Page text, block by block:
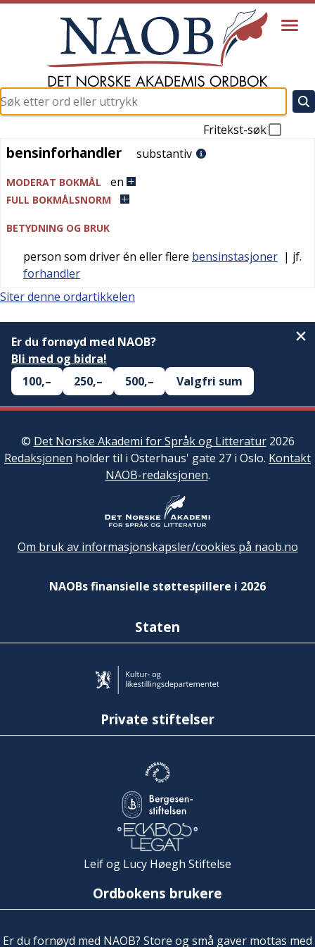
Fritekst-søk
bensinforhandler
bensinforhandler substantiv
MODERAT BOKMÅL en
FULL BOKMÅLSNORM
BETYDNING OG BRUK
person som driver én eller flere bensinstasjoner | jf.
forhandler
Siter denne ordartikkelen
Er du fornøyd med NAOB?
Bli med og bidra!
100,–
250,– 500,– Valgfri sum
© Det Norske Akademi for Språk og Litteratur2026
Redaksjonen holder til i Osterhaus' gate 27 i Oslo. Kontakt
NAOB-redaksjonen.
Om bruk av informasjonskapsler/cookies på naob.no
NAOBs finansielle støttespillere i 2026
Staten
Private stiftelser
Leif og Lucy Høegh Stiftelse
Ordbokens brukere
Er du fornøyd med NAOB? Store og små gaver mottas med